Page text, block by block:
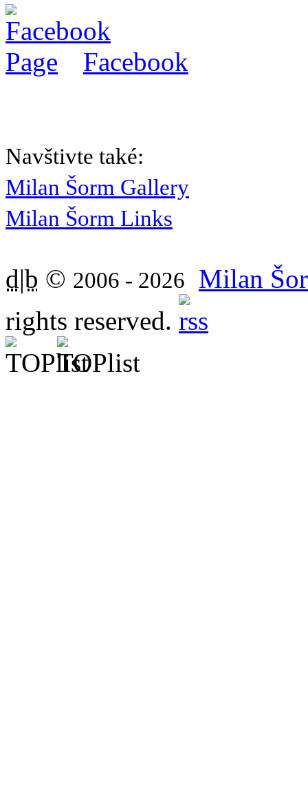
Facebook
Navštivte také:
Milan Šorm Gallery
Milan Šorm Links
d|b © 2006 - 2026
Milan
rights reserved.